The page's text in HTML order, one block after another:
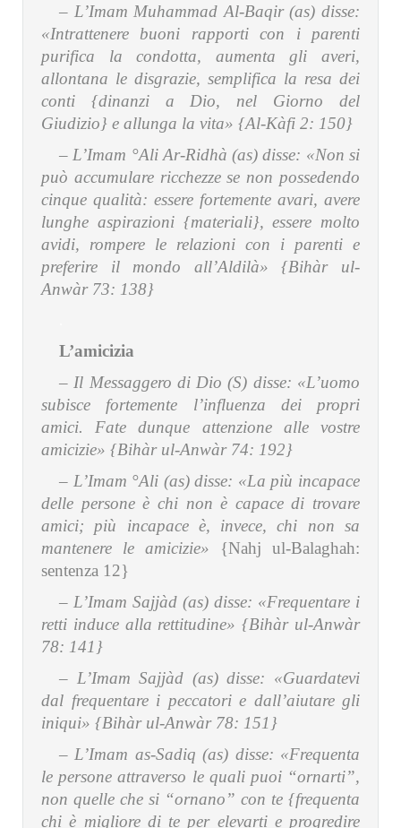
– L’Imam Muhammad Al-Baqir (as) disse:
«Intrattenere buoni rapporti con i parenti
purifica la condotta, aumenta gli averi,
allontana le disgrazie, semplifica la resa dei
conti {dinanzi a Dio, nel Giorno del
Giudizio} e allunga la vita» {Al-Kàfi 2: 150}
– L’Imam °Ali Ar-Ridhà (as) disse: «Non si
può accumulare ricchezze se non possedendo
cinque qualità: essere fortemente avari, avere
lunghe aspirazioni {materiali}, essere molto
avidi, rompere le relazioni con i parenti e
preferire il mondo all’Aldilà» {Bihàr ul-
Anwàr 73: 138}
L’amicizia
– Il Messaggero di Dio (S) disse: «L’uomo
subisce fortemente l’influenza dei propri
amici. Fate dunque attenzione alle vostre
amicizie» {Bihàr ul-Anwàr 74: 192}
– L’Imam °Ali (as) disse: «La più incapace
delle persone è chi non è capace di trovare
amici; più incapace è, invece, chi non sa
mantenere le amicizie» {Nahj ul-Balaghah:
sentenza 12}
– L’Imam Sajjàd (as) disse: «Frequentare i
retti induce alla rettitudine» {Bihàr ul-Anwàr
78: 141}
– L’Imam Sajjàd (as) disse: «Guardatevi
dal frequentare i peccatori e dall’aiutare gli
iniqui» {Bihàr ul-Anwàr 78: 151}
– L’Imam as-Sadiq (as) disse: «Frequenta
le persone attraverso le quali puoi “ornarti”,
non quelle che si “ornano” con te {frequenta
chi è migliore di te per elevarti e progredire